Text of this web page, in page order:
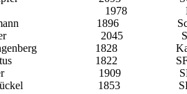
Koll 1978
Herrmann 1896
2045
Klingenberg
Martus 1822
Dauner 1909
Brückel